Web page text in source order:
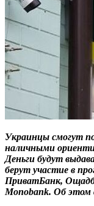
Украинцы смогут
наличными
Деньги будут
берут участие в
ПриватБанк,
Monobank. Об этом